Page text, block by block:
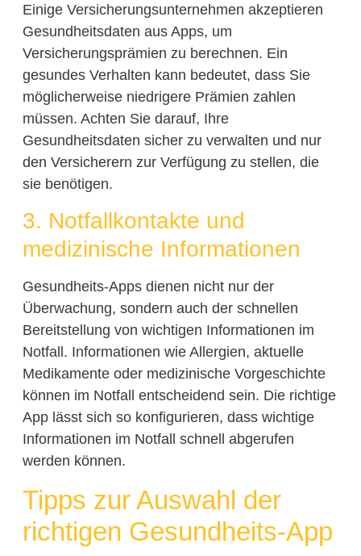
Einige Versicherungsunternehmen akzeptieren
Gesundheitsdaten aus Apps, um
Versicherungsprämien zu berechnen. Ein
gesundes Verhalten kann bedeutet, dass Sie
möglicherweise niedrigere Prämien zahlen
müssen. Achten Sie darauf, Ihre
Gesundheitsdaten sicher zu verwalten und nur
den Versicherern zur Verfügung zu stellen, die
sie benötigen.
3. Notfallkontakte und
medizinische Informationen
Gesundheits-Apps dienen nicht nur der
Überwachung, sondern auch der schnellen
Bereitstellung von wichtigen Informationen im
Notfall. Informationen wie Allergien, aktuelle
Medikamente oder medizinische Vorgeschichte
können im Notfall entscheidend sein. Die richtige
App lässt sich so konfigurieren, dass wichtige
Informationen im Notfall schnell abgerufen
werden können.
Tipps zur Auswahl der
richtigen Gesundheits-App